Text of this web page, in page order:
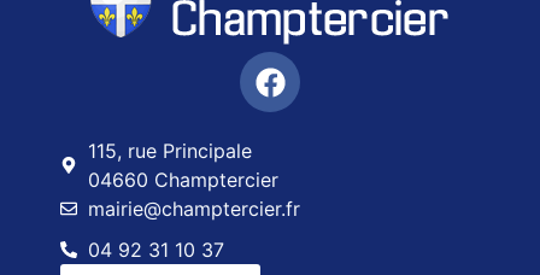
115, rue Principale
04660 Champtercier
mairie@champtercier.fr
04 92 31 10 37